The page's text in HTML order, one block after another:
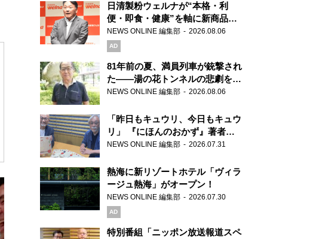
日清製粉ウェルナが“本格・利
便・即食・健康”を軸に新商品を
展開 「マ・マー」「青の洞窟」
ブランドを強化
NEWS ONLINE 編集部 2026.08.06
AD
81年前の夏、満員列車が銃撃され
た――湯の花トンネルの悲劇を語
り継ぐ男性
NEWS ONLINE 編集部 2026.08.06
「昨日もキュウリ、今日もキュウ
リ」 『にほんのおかず』著者が
見つけた家庭料理の知恵
NEWS ONLINE 編集部 2026.07.31
熱海に新リゾートホテル「ヴィラ
ージュ熱海」がオープン！
NEWS ONLINE 編集部 2026.07.30
AD
特別番組「ニッポン放送報道スペ